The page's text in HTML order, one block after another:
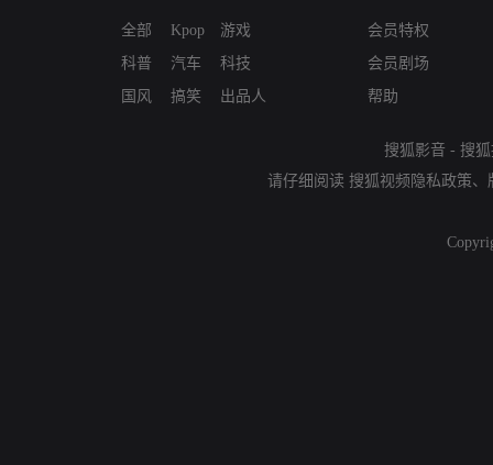
全部
科普
国风
Kpop
汽车
搞笑
游戏
科技
出品人
会员特权
会员剧场
帮助
搜狐影音 - 搜
请仔细阅读 搜狐视频隐私政策、